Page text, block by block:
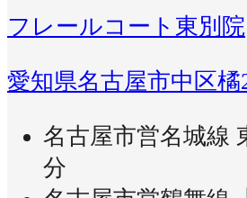
フレールコート東別院
愛知県名古屋市中区橘
名古屋市営名城線
分